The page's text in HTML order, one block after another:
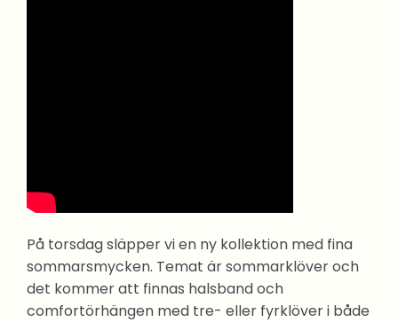
På torsdag släpper vi en ny kollektion med fina
sommarsmycken. Temat är sommarklöver och
det kommer att finnas halsband och
comfortörhängen med tre- eller fyrklöver i både